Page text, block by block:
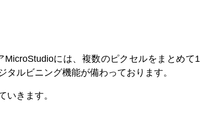
には、複数のピクセルをまとめて1
ルビニング機能が備わっております。
いきます。